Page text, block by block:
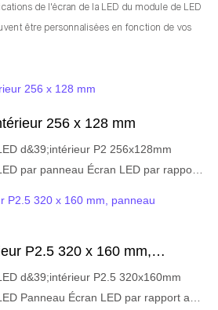
de l'écran de la LED du module de LED
être personnalisées en fonction de vos
256 x 128 mm
d&39;intérieur P2 256x128mm
par panneau Écran LED par rapport
le marché, il présente des avantages
en termes de performances, de
les défauts des produits passés
Les spécifications du module
Panneau d&39;affichage LED
P2.5 320 x 160 mm,
LED
d&39;intérieur P2.5 320x160mm
Panneau Écran LED par rapport aux